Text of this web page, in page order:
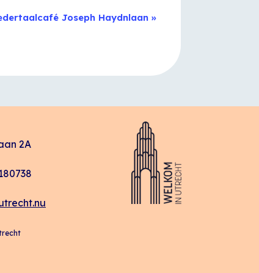
Joseph Haydnlaan »
2A